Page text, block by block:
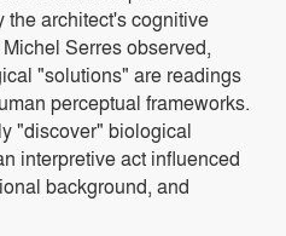
the architect's cognitive
Serres observed,
"solutions" are readings
perceptual frameworks.
"discover" biological
interpretive act influenced
background, and